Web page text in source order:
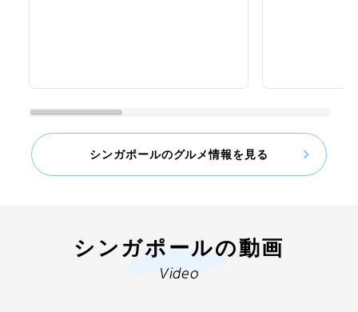
シンガポールのグルメ情報を見る
シンガポールの動画
Video